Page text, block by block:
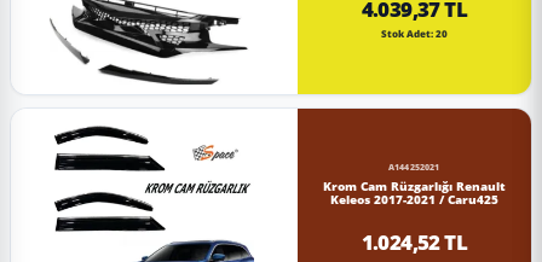
4.039,37 TL
Stok Adet: 20
A144252021
Krom Cam Rüzgarlığı Renault
Keleos 2017-2021 / Caru425
1.024,52 TL